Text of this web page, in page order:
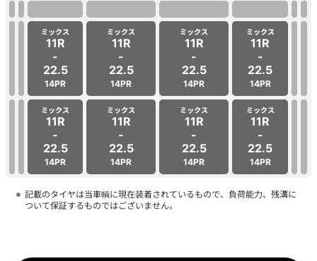
ミックス
11R
-
22.5
14PR
ミックス
11R
-
22.5
14PR
ミックス
11R
-
22.5
14PR
ミックス
11R
-
22.5
14PR
ミックス
11R
-
22.5
14PR
ミックス
11R
-
22.5
14PR
ミックス
11R
-
22.5
14PR
ミックス
11R
-
22.5
14PR
記載のタイヤは当車輌に現在装着されているもので、負荷能力、残溝に
ついて保証するものではございません。